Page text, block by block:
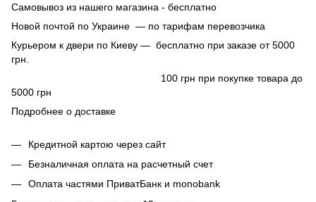
Самовывоз из нашего магазина - бесплатно
Новой почтой по Украине — по тарифам перевозчика
Курьером к двери по Киеву — бесплатно при заказе от 5000
грн.
100 грн при покупке товара до
5000 грн
Подробнее о доставке
Кредитной картою через сайт
Безналичная оплата на расчетный счет
Оплата частями ПриватБанк и monobank